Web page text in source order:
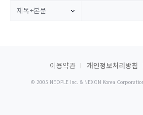
제목+본문
이용약관 개인정보처리방침
© 2005 NEOPLE Inc. & NEXON Korea